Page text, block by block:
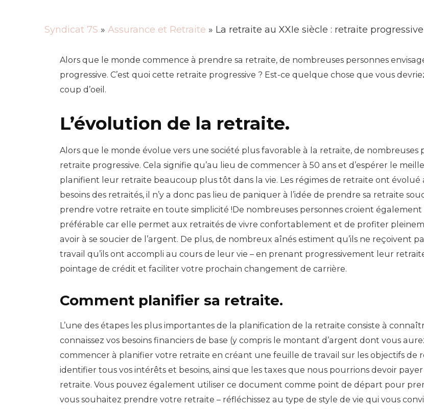
Syndicat 7S » Assurance et Retraite » La retraite au XXIe siècle : retraite
Alors que le monde commence à prendre sa retraite, de nombreuses personnes
progressive. C’est quoi cette retraite progressive ? Est-ce quelque chose que vous
coup d’oeil.
L’évolution de la retraite.
Alors que le monde évolue vers une société plus favorable à la retraite, de nombreuses
retraite progressive. Cela signifie qu’au lieu de commencer à 50 ans et d’espérer le
planifient leur retraite beaucoup plus tôt dans la vie. Les régimes de retraite ont
besoins des retraités, il n’y a donc pas lieu de paniquer à l’idée de prendre sa retraite
prendre votre retraite en toute simplicité !De nombreuses personnes croient également
préférable car elle permet aux retraités de vivre confortablement et de profiter
avoir à se soucier de l’argent. De plus, de nombreux aînés estiment qu’ils ne reçoivent
travail qu’ils ont accompli au cours de leur vie – en prenant progressivement leur
pointage de crédit et faciliter votre prochain changement de carrière.
Comment planifier sa retraite.
L’une des étapes les plus importantes de la planification de la retraite consiste à
connaissez vos besoins financiers de base (y compris le montant d’argent dont vous
commencer à planifier votre retraite en créant une feuille de travail sur les objectifs de
identifier tous vos intérêts et besoins, ainsi que les taxes que nous pourrions devoir
retraite. Vous pouvez également utiliser ce document comme point de départ pour
vous souhaitez prendre votre retraite – réfléchissez au type de style de vie qui vous